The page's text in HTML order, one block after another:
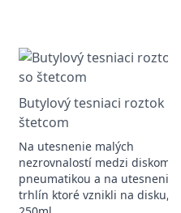
Butylový tesniaci roztok
štetcom
Na utesnenie malých
nezrovnalostí medzi diskom a
pneumatikou a na utesnenie
trhlín ktoré vznikli na disku,